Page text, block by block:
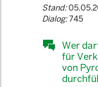
Stand:
Dialog:745
Wer
für
von